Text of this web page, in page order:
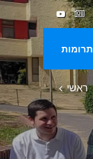
תרומות
ראשי